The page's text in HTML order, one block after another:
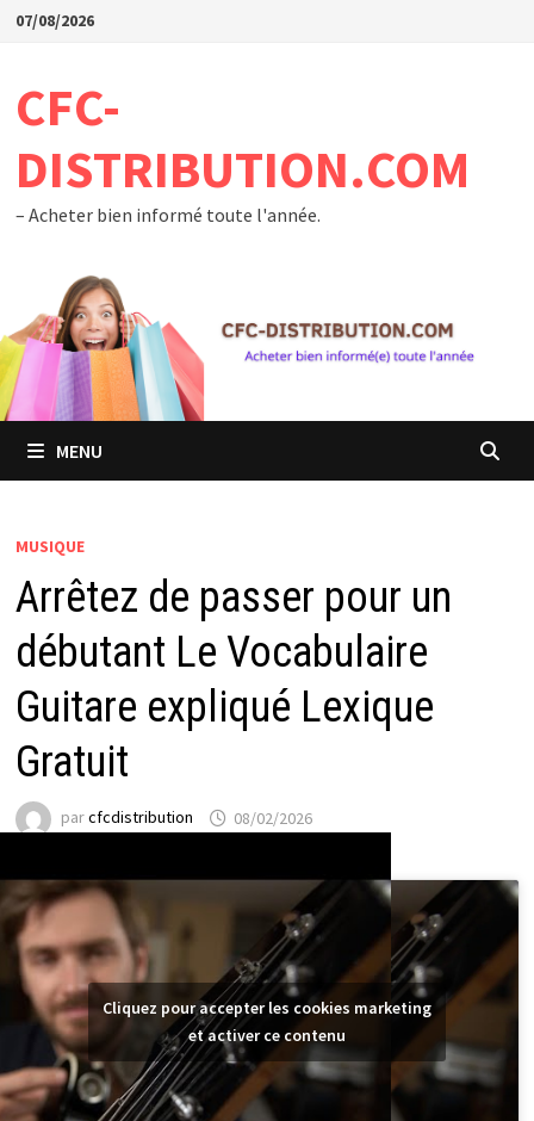
Passer
07/08/2026
CFC-
DISTRIBUTION.COM
– Acheter bien informé toute l'année.
MENU
MUSIQUE
Arrêtez de passer pour un
débutant Le Vocabulaire
Guitare expliqué Lexique
Gratuit
parcfcdistribution 08/02/2026
Cliquez pour accepter les cookies marketing
et activer ce contenu